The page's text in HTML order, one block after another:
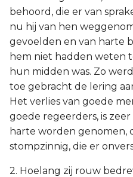
behoord, die er van
nu hij van hen
gevoelden en van harte
hem niet hadden weten
hun midden was. Zo
toe gebracht de lering
Het verlies van goede
goede regeerders, is
harte worden genomen,
stompzinnig, die er
2. Hoelang zij rouw